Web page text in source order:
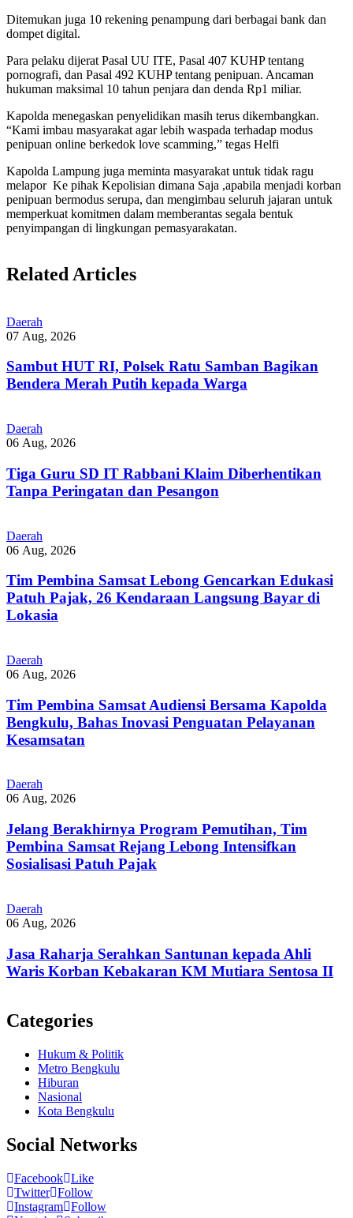
Ditemukan juga 10 rekening penampung dari berbagai bank dan
dompet digital.
Para pelaku dijerat Pasal UU ITE, Pasal 407 KUHP tentang
pornografi, dan Pasal 492 KUHP tentang penipuan. Ancaman
hukuman maksimal 10 tahun penjara dan denda Rp1 miliar.
Kapolda menegaskan penyelidikan masih terus dikembangkan.
“Kami imbau masyarakat agar lebih waspada terhadap modus
penipuan online berkedok love scamming,” tegas Helfi
Kapolda Lampung juga meminta masyarakat untuk tidak ragu
melapor Ke pihak Kepolisian dimana Saja ,apabila menjadi korban
penipuan bermodus serupa, dan mengimbau seluruh jajaran untuk
memperkuat komitmen dalam memberantas segala bentuk
penyimpangan di lingkungan pemasyarakatan.
Related Articles
Daerah
07 Aug, 2026
Sambut HUT RI, Polsek Ratu Samban Bagikan
Bendera Merah Putih kepada Warga
Daerah
06 Aug, 2026
Tiga Guru SD IT Rabbani Klaim Diberhentikan
Tanpa Peringatan dan Pesangon
Daerah
06 Aug, 2026
Tim Pembina Samsat Lebong Gencarkan Edukasi
Patuh Pajak, 26 Kendaraan Langsung Bayar di
Lokasia
Daerah
06 Aug, 2026
Tim Pembina Samsat Audiensi Bersama Kapolda
Bengkulu, Bahas Inovasi Penguatan Pelayanan
Kesamsatan
Daerah
06 Aug, 2026
Jelang Berakhirnya Program Pemutihan, Tim
Pembina Samsat Rejang Lebong Intensifkan
Sosialisasi Patuh Pajak
Daerah
06 Aug, 2026
Jasa Raharja Serahkan Santunan kepada Ahli
Waris Korban Kebakaran KM Mutiara Sentosa II
Categories
Hukum & Politik
Metro Bengkulu
Hiburan
Nasional
Kota Bengkulu
Social Networks
Facebook Like
Twitter Follow
Instagram Follow